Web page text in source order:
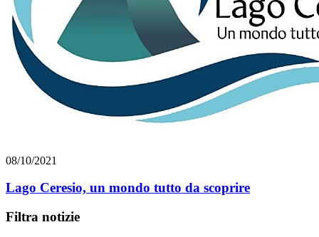
08/10/2021
Lago Ceresio, un mondo tutto da scoprire
Filtra notizie